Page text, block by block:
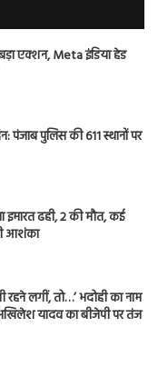
एक्शन, Meta इंडिया हेड
पंजाब पुलिस की 611 स्थानों पर
इमारत ढही, 2 की मौत, कई
आशंका
लगीं, तो…’ भदोही का नाम
यादव का बीजेपी पर तंज